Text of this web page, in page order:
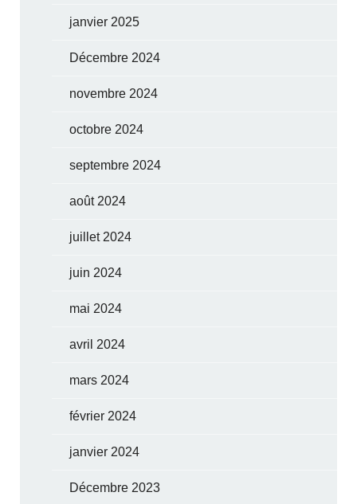
janvier 2025
Décembre 2024
novembre 2024
octobre 2024
septembre 2024
août 2024
juillet 2024
juin 2024
mai 2024
avril 2024
mars 2024
février 2024
janvier 2024
Décembre 2023